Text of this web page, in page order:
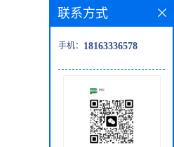
联系方式
手机： 18163336578